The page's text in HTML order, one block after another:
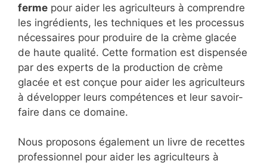
ferme pour aider les agriculteurs à comprendre
les ingrédients, les techniques et les processus
nécessaires pour produire de la crème glacée
de haute qualité. Cette formation est dispensée
par des experts de la production de crème
glacée et est conçue pour aider les agriculteurs
à développer leurs compétences et leur savoir-
faire dans ce domaine.
Nous proposons également un livre de recettes
professionnel pour aider les agriculteurs à